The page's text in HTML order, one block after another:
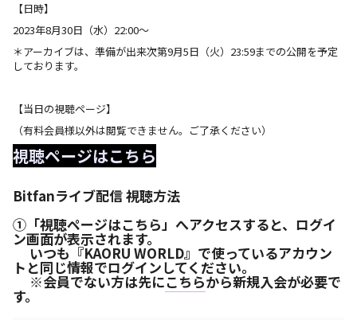
【日時】
2023年8月30日（水）22:00〜
＊アーカイブは、準備が出来次第9月5日（火）23:59までの公開を予定
しております。
【当日の視聴ページ】
（有料会員様以外は閲覧できません。ご了承ください）
視聴ページはこちら
Bitfanライブ配信 視聴方法
①「視聴ページはこちら」へアクセスすると、ログイ
ン画面が表示されます。
いつも『KAORU WORLD』で使っているアカウン
トと同じ情報でログインしてください。
※会員でない方は先にこちらから新規入会が必要で
す。